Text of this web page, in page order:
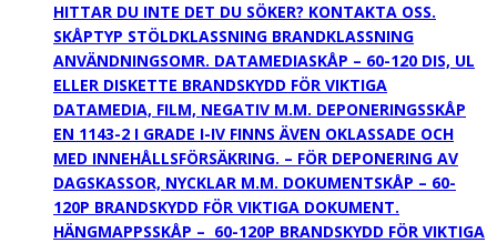
HITTAR DU INTE DET DU SÖKER? KONTAKTA OSS.
SKÅPTYP STÖLDKLASSNING BRANDKLASSNING
ANVÄNDNINGSOMR. DATAMEDIASKÅP – 60-120 DIS, UL
ELLER DISKETTE BRANDSKYDD FÖR VIKTIGA
DATAMEDIA, FILM, NEGATIV M.M. DEPONERINGSSKÅP
EN 1143-2 I GRADE I-IV FINNS ÄVEN OKLASSADE OCH
MED INNEHÅLLSFÖRSÄKRING. – FÖR DEPONERING AV
DAGSKASSOR, NYCKLAR M.M. DOKUMENTSKÅP – 60-
120P BRANDSKYDD FÖR VIKTIGA DOKUMENT.
HÄNGMAPPSSKÅP – 60-120P BRANDSKYDD FÖR VIKTIGA